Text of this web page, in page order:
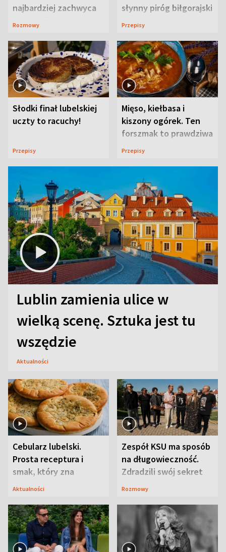
najbardziej zachwyca
ją w Lublinie
Rozmowy
słynny piróg biłgorajski
Przepisy
Słodki finał lubelskiej
uczty to racuchy!
Przepisy
Mięso, kiełbasa i
kiszony ogórek. Ten
forszmak to prawdziwa
uczta
Przepisy
Lublin zamienia ulice w
wielką scenę. Sztuka jest tu
wszędzie
Aktualności
Cebularz lubelski.
Prosta receptura i
smak, który zna
Lubelszczyzna
Aktualności
Zespół KSU ma sposób
na długowieczność.
Zdradzili swój sekret
Rozmowy